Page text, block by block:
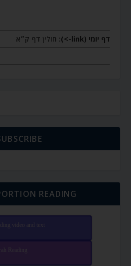
דף יומי (link->):
חולין דף ק״א
READING
video and text
Reading